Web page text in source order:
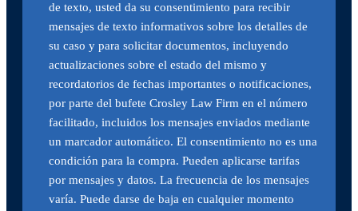
de texto, usted da su consentimiento para recibir
mensajes de texto informativos sobre los detalles de
su caso y para solicitar documentos, incluyendo
actualizaciones sobre el estado del mismo y
recordatorios de fechas importantes o notificaciones,
por parte del bufete Crosley Law Firm en el número
facilitado, incluidos los mensajes enviados mediante
un marcador automático. El consentimiento no es una
condición para la compra. Pueden aplicarse tarifas
por mensajes y datos. La frecuencia de los mensajes
varía. Puede darse de baja en cualquier momento